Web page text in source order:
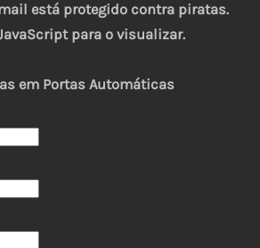
está protegido contra piratas.
para o visualizar.
em Portas Automáticas